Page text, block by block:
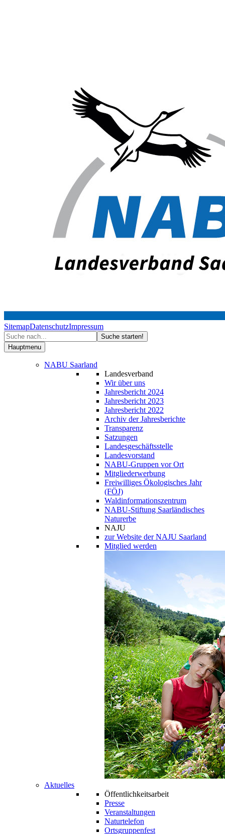
SitemapDatenschutzImpressum
Hauptmenu
NABU Saarland
Landesverband
Wir über uns
Jahresbericht 2024
Jahresbericht 2023
Jahresbericht 2022
Archiv der Jahresberichte
Transparenz
Satzungen
Landesgeschäftsstelle
Landesvorstand
NABU-Gruppen vor Ort
Mitgliederwerbung
Freiwilliges Ökologisches Jahr
(FÖJ)
Waldinformationszentrum
NABU-Stiftung Saarländisches
Naturerbe
NAJU
zur Website der NAJU Saarland
Mitglied werden
Aktuelles
Öffentlichkeitsarbeit
Presse
Veranstaltungen
Naturtelefon
Ortsgruppenfest